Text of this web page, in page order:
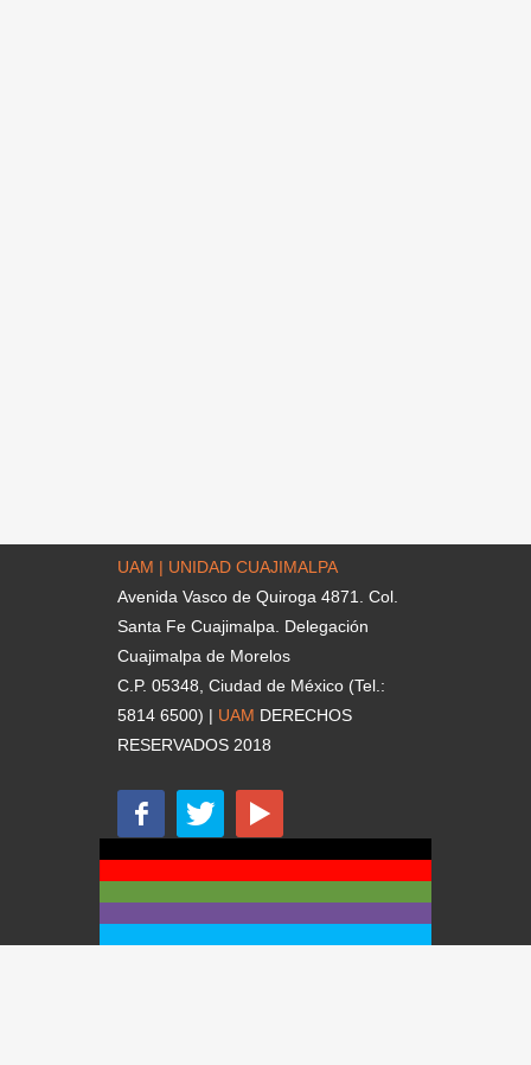
UAM | UNIDAD CUAJIMALPA
Avenida Vasco de Quiroga 4871. Col.
Santa Fe Cuajimalpa. Delegación
Cuajimalpa de Morelos
C.P. 05348, Ciudad de México (Tel.:
5814 6500) | UAM DERECHOS
RESERVADOS 2018